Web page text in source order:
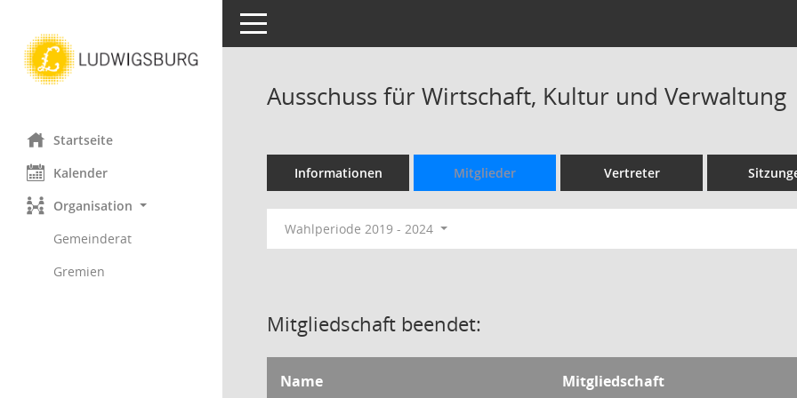
Startseite
Kalender
Organisation
Gemeinderat
Gremien
Toggle navigation
Ausschuss für Wirtschaft, Kultur und Verwaltung
Informationen Mitglieder Vertreter
Wahlperiode 2019 - 2024
Mitgliedschaft beendet:
Name Mitgliedschaft